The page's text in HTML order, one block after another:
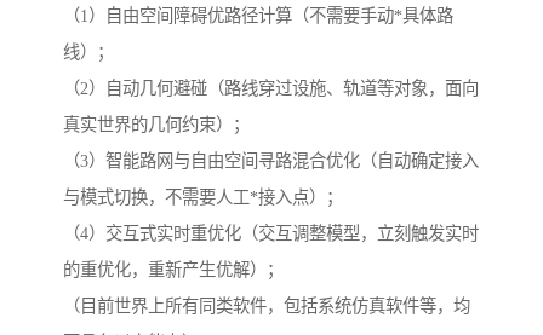
（1）自由空间障碍优路径计算（不需要手动*具体路
线）；
（2）自动几何避碰（路线穿过设施、轨道等对象，面向
真实世界的几何约束）；
（3）智能路网与自由空间寻路混合优化（自动确定接入
与模式切换，不需要人工*接入点）；
（4）交互式实时重优化（交互调整模型，立刻触发实时
的重优化，重新产生优解）；
（目前世界上所有同类软件，包括系统仿真软件等，均